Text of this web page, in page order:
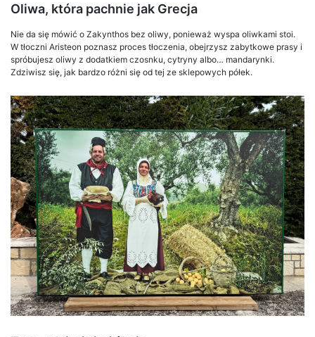
Oliwa, która pachnie jak Grecja
Nie da się mówić o Zakynthos bez oliwy, ponieważ wyspa oliwkami stoi.
W tłoczni Aristeon poznasz proces tłoczenia, obejrzysz zabytkowe prasy i
spróbujesz oliwy z dodatkiem czosnku, cytryny albo… mandarynki.
Zdziwisz się, jak bardzo różni się od tej ze sklepowych półek.